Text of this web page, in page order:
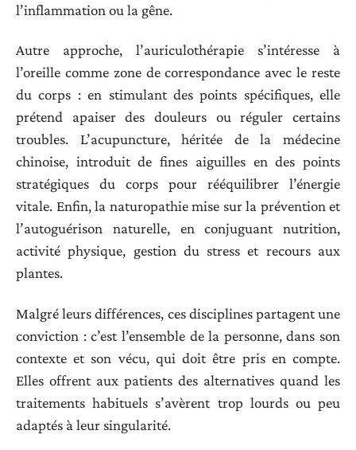
l’inflammation ou la gêne.
Autre approche, l’auriculothérapie s’intéresse à
l’oreille comme zone de correspondance avec le reste
du corps : en stimulant des points spécifiques, elle
prétend apaiser des douleurs ou réguler certains
troubles. L’acupuncture, héritée de la médecine
chinoise, introduit de fines aiguilles en des points
stratégiques du corps pour rééquilibrer l’énergie
vitale. Enfin, la naturopathie mise sur la prévention et
l’autoguérison naturelle, en conjuguant nutrition,
activité physique, gestion du stress et recours aux
plantes.
Malgré leurs différences, ces disciplines partagent une
conviction : c’est l’ensemble de la personne, dans son
contexte et son vécu, qui doit être pris en compte.
Elles offrent aux patients des alternatives quand les
traitements habituels s’avèrent trop lourds ou peu
adaptés à leur singularité.